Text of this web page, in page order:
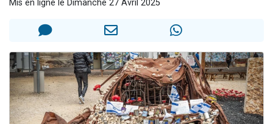
2 personnes viennent de faire un don pour Reloger Rivka, 6 enfants, victime de violences...
Il reste 49 places pour étudier en groupe sur Zoom
2 personnes viennent de nous rejoindre sur WhatsApp
Mis en ligne le Dimanche 27 Avril 2025